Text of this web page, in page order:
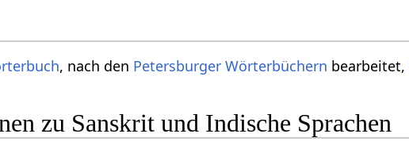
, nach den Petersburger Wörterbüchern bearbeitet,
zu Sanskrit und Indische Sprachen